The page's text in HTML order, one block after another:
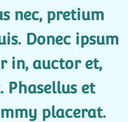
nec, pretium
Donec ipsum
in, auctor et,
Phasellus et
placerat.